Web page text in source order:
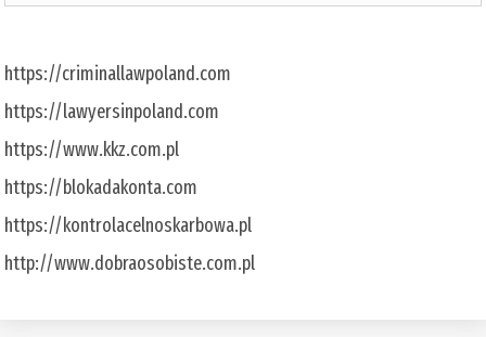
https://criminallawpoland.com
https://lawyersinpoland.com
https://www.kkz.com.pl
https://blokadakonta.com
https://kontrolacelnoskarbowa.pl
http://www.dobraosobiste.com.pl